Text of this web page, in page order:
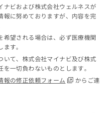
ナビおよび株式会社ウェルネスが
報に努めておりますが、内容を完
望される場合は、必ず医療機関
す。
いて、株式会社マイナビ及び株式
一切負わないものとします。
報の修正依頼フォーム
からご連